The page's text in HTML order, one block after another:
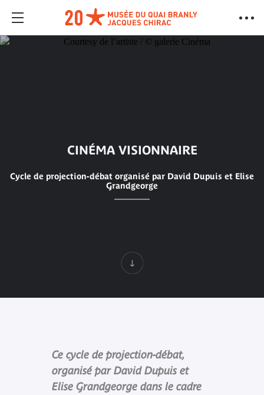
CINÉMA VISIONNAIRE
Cycle de projection-débat organisé par David Dupuis et Elise
Grandgeorge
Ce cycle de projection-débat,
organisé par David Dupuis et
Elise Grandgeorge dans le cadre